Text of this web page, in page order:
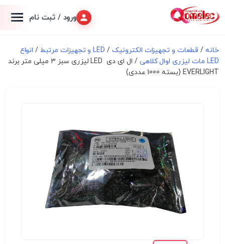
ورود / ثبت نام
خانه / قطعات و تجهیزات الکترونیک/ LED و تجهیزات مرتبط / انواع
LED مات لیزری اوال کلاهی
/ ال ای دی LED لیزری سبز ۳ میلی متر برند
EVERLIGHT (بسته 1000 عددی)